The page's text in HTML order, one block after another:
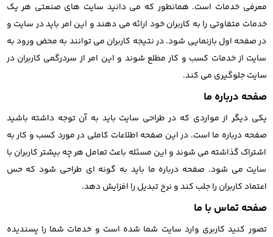
معرفی خدمات است. همانطور که می دانید سایت های صنعتی هر یک
خدمات متفاوتی را به کاربران خود ارائه می دهند و این امر باید در سایت و
در صفحه اول بازنمایی شود. در نتیجه کاربران می توانند به محض ورود به
سایت از خدمات کسب و کار مطلع شوند و این امر از سردرگمی کاربران در
سایت جلوگیری می کند.
صفحه درباره ما
یکی دیگر از مواردی که در طراحی سایت باید به آن توجه داشته باشید
صفحه درباره ما است. در این صفحه اطلاعات کاملی در مورد کسب و کار به
اشتراک گذاشته می شوند و این مسئله باعث تعامل هر چه بیشتر کاربران با
سایت می شود. صفحه درباره ما باید به گونه ای طراحی شود که حس
اعتماد کاربران را جلب کند و نرخ تبدیل را افزایش دهد.
صفحه تماس با ما
تصور کنید کاربری وارد سایت شما شده است و خدمات شما را پسندیده